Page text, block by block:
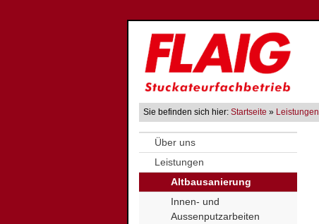
Sie befinden sich hier:Startseite » Leistungen
Über uns
Leistungen
Altbausanierung
Innen- und
Aussenputzarbeiten